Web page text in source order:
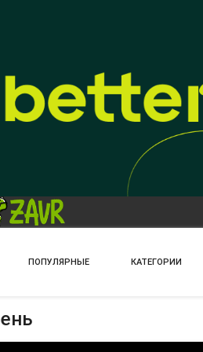
ПОПУЛЯРНЫЕ КАТЕГОРИИ